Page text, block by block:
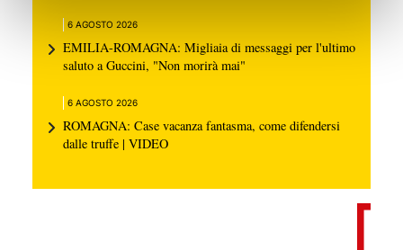
6 AGOSTO 2026
EMILIA-ROMAGNA: Migliaia di messaggi per l'ultimo
saluto a Guccini, "Non morirà mai"
6 AGOSTO 2026
ROMAGNA: Case vacanza fantasma, come difendersi
dalle truffe | VIDEO